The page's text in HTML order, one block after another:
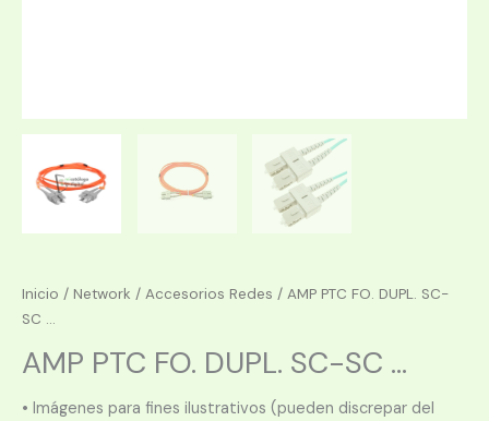
Inicio / Network / Accesorios Redes / AMP PTC FO. DUPL. SC-
SC ...
AMP PTC FO. DUPL. SC-SC ...
• Imágenes para fines ilustrativos (pueden discrepar del